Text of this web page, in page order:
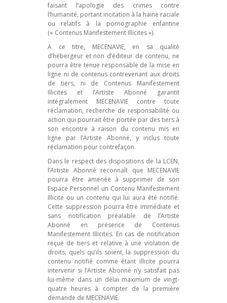
faisant l’apologie des crimes contre
l’humanité, portant incitation à la haine raciale
ou relatifs à la pornographie enfantine
(« Contenus Manifestement Illicites »).
A ce titre, MECENAVIE, en sa qualité
d’hébergeur et non d’éditeur de contenu, ne
pourra être tenue responsable de la mise en
ligne ni de contenus contrevenant aux droits
de tiers, ni de Contenus Manifestement
Illicites et l’Artiste Abonné garantit
intégralement MECENAVIE contre toute
réclamation, recherche de responsabilité ou
action qui pourrait être portée par des tiers à
son encontre à raison du contenu mis en
ligne par l’Artiste Abonné, y inclus toute
réclamation pour contrefaçon.
Dans le respect des dispositions de la LCEN,
l’Artiste Abonné reconnaît que MECENAVIE
pourra être amenée à supprimer de son
Espace Personnel un Contenu Manifestement
Illicite ou un contenu qui lui aura été notifié.
Cette suppression pourra être immédiate et
sans notification préalable de l’Artiste
Abonné en présence de Contenus
Manifestement Illicites. En cas de notification
reçue de tiers et relative à une violation de
droits, quels qu’ils soient, la suppression du
contenu notifié comme étant illicite pourra
intervenir si l’Artiste Abonné n’y satisfait pas
lui-même dans un délai maximum de vingt-
quatre heures à compter de la première
demande de MECENAVIE.